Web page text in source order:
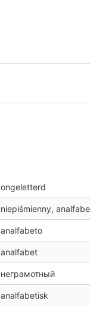
ongeletterd
niepiśmienny,
analfabeto
analfabet
неграмотный
analfabetisk